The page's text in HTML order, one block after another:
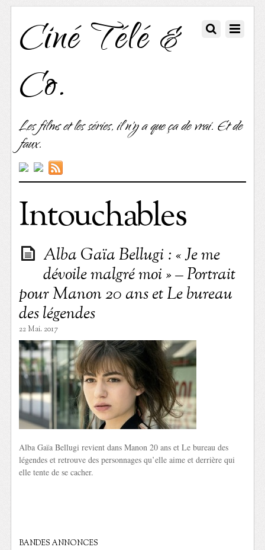
Ciné Télé &
Co.
Les films et les séries, il n'y a que ça de vrai. Et de
faux.
Intouchables
Alba Gaïa Bellugi : « Je me
dévoile malgré moi » – Portrait
pour Manon 20 ans et Le bureau
des légendes
22 Mai. 2017
Alba Gaïa Bellugi revient dans Manon 20 ans et Le bureau des
légendes et retrouve des personnages qu’elle aime et derrière qui
elle tente de se cacher.
BANDES ANNONCES